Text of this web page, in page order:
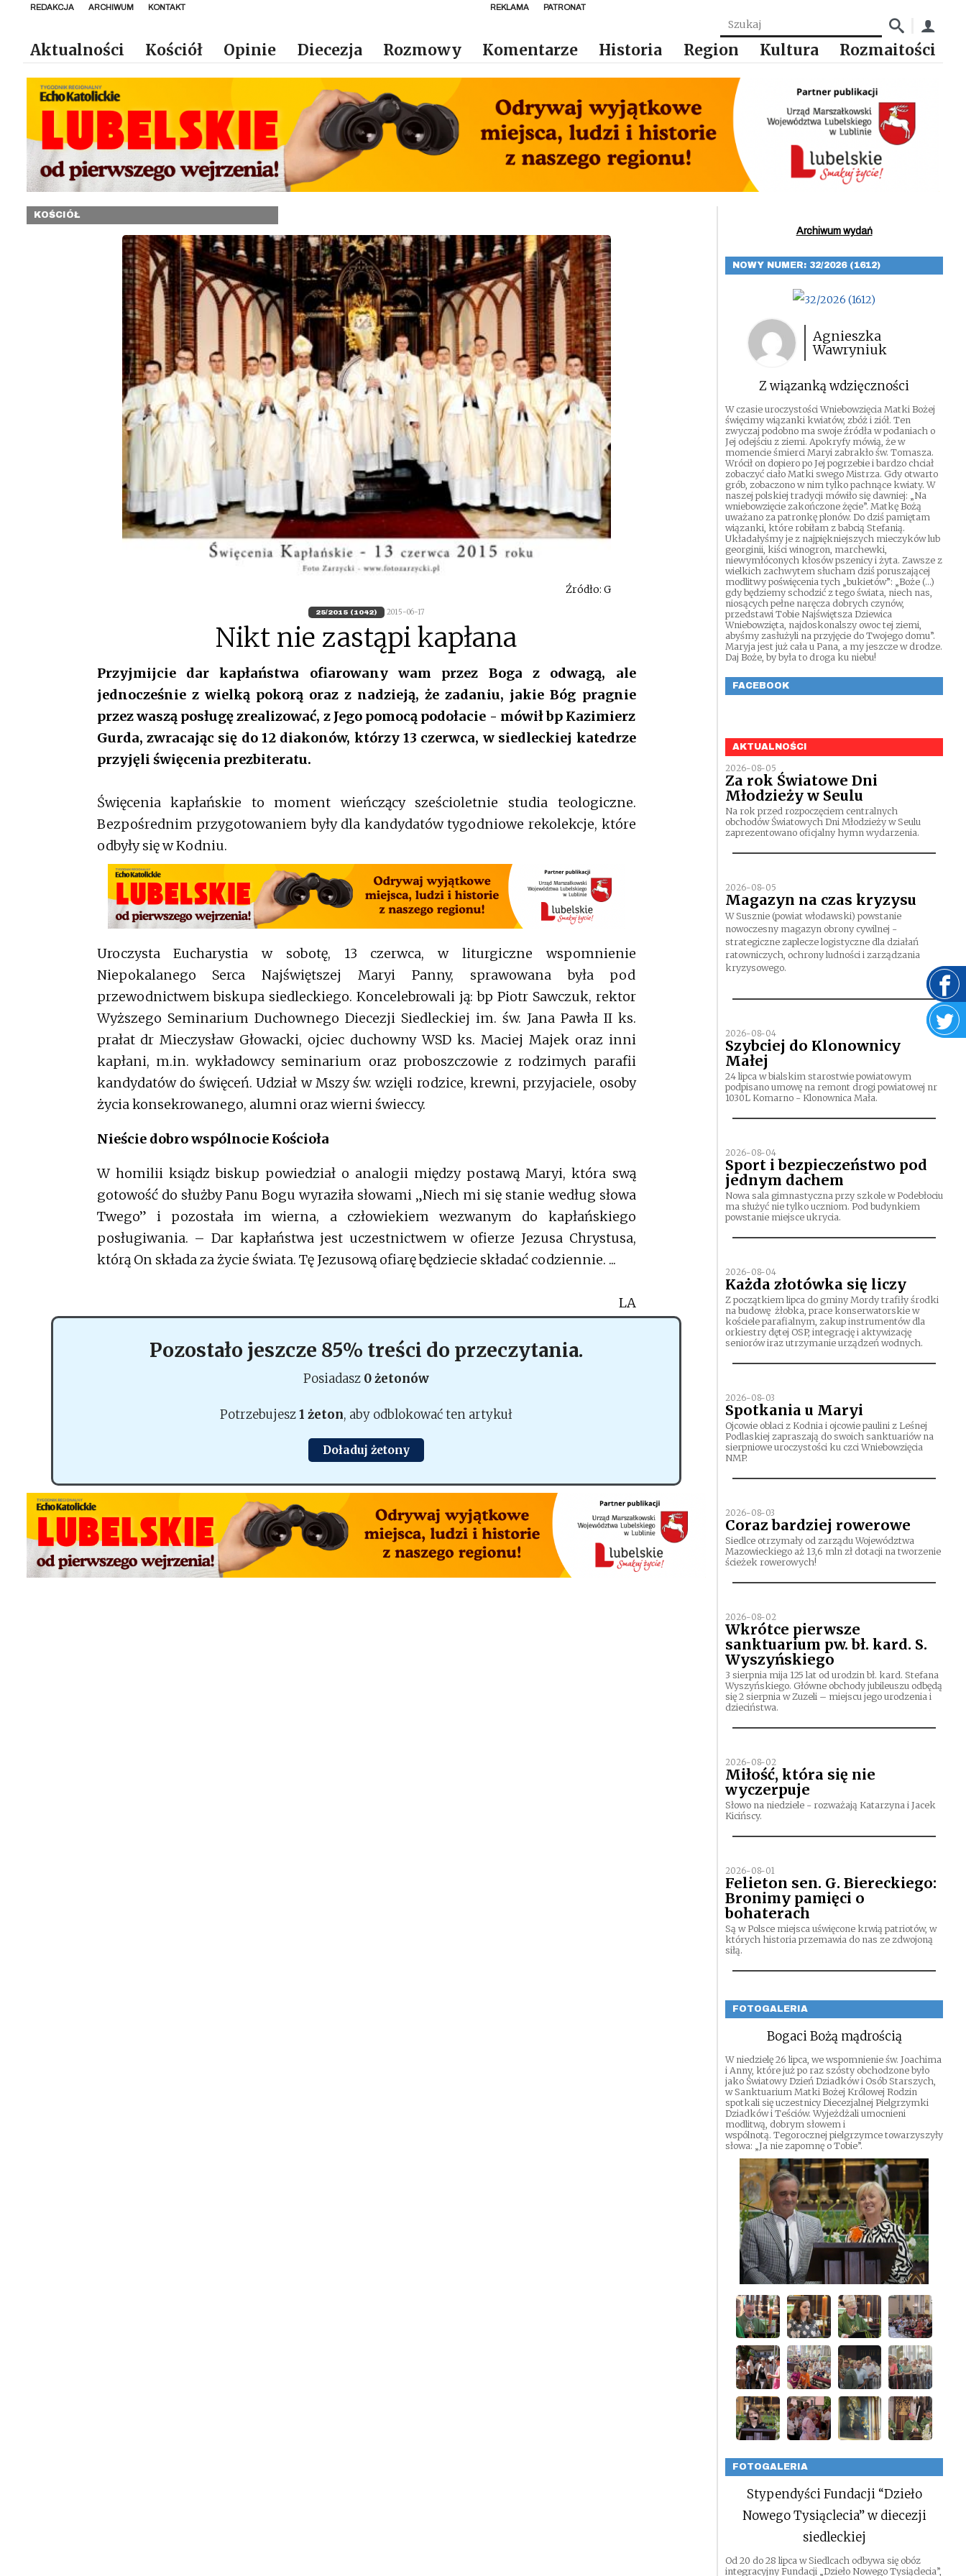
REDAKCJA ARCHIWUM KONTAKT REKLAMA PATRONAT
Aktualności Kościół Opinie Diecezja Rozmowy Komentarze Historia Region Kultura Rozmaitości
KOŚCIÓŁ
Źródło: G
25/2015 (1042) 2015-06-17
Nikt nie zastąpi kapłana
Przyjmijcie dar kapłaństwa ofiarowany wam przez Boga z odwagą, ale
jednocześnie z wielką pokorą oraz z nadzieją, że zadaniu, jakie Bóg pragnie
przez waszą posługę zrealizować, z Jego pomocą podołacie - mówił bp Kazimierz
Gurda, zwracając się do 12 diakonów, którzy 13 czerwca, w siedleckiej katedrze
przyjęli święcenia prezbiteratu.
Święcenia kapłańskie to moment wieńczący sześcioletnie studia teologiczne.
Bezpośrednim przygotowaniem były dla kandydatów tygodniowe rekolekcje, które
odbyły się w Kodniu.
Uroczysta Eucharystia w sobotę, 13 czerwca, w liturgiczne wspomnienie
Niepokalanego Serca Najświętszej Maryi Panny, sprawowana była pod
przewodnictwem biskupa siedleckiego. Koncelebrowali ją: bp Piotr Sawczuk, rektor
Wyższego Seminarium Duchownego Diecezji Siedleckiej im. św. Jana Pawła II ks.
prałat dr Mieczysław Głowacki, ojciec duchowny WSD ks. Maciej Majek oraz inni
kapłani, m.in. wykładowcy seminarium oraz proboszczowie z rodzimych parafii
kandydatów do święceń. Udział w Mszy św. wzięli rodzice, krewni, przyjaciele, osoby
życia konsekrowanego, alumni oraz wierni świeccy.
Nieście dobro wspólnocie Kościoła
W homilii ksiądz biskup powiedział o analogii między postawą Maryi, która swą
gotowość do służby Panu Bogu wyraziła słowami „Niech mi się stanie według słowa
Twego” i pozostała im wierna, a człowiekiem wezwanym do kapłańskiego
posługiwania. – Dar kapłaństwa jest uczestnictwem w ofierze Jezusa Chrystusa,
którą On składa za życie świata. Tę Jezusową ofiarę będziecie składać codziennie. ...
LA
Pozostało jeszcze 85% treści do przeczytania.
Posiadasz 0 żetonów
Potrzebujesz1 żeton, aby odblokować ten artykuł
Doładuj żetony
Archiwum wydań
NOWY NUMER: 32/2026 (1612)
Agnieszka
Wawryniuk
Z wiązanką wdzięczności
W czasie uroczystości Wniebowzięcia Matki Bożej
święcimy wiązanki kwiatów, zbóż i ziół. Ten
zwyczaj podobno ma swoje źródła w podaniach o
Jej odejściu z ziemi. Apokryfy mówią, że w
momencie śmierci Maryi zabrakło św. Tomasza.
Wrócił on dopiero po Jej pogrzebie i bardzo chciał
zobaczyć ciało Matki swego Mistrza. Gdy otwarto
grób, zobaczono w nim tylko pachnące kwiaty. W
naszej polskiej tradycji mówiło się dawniej: „Na
wniebowzięcie zakończone żęcie”. Matkę Bożą
uważano za patronkę plonów. Do dziś pamiętam
wiązanki, które robiłam z babcią Stefanią.
Układałyśmy je z najpiękniejszych mieczyków lub
georginii, kiści winogron, marchewki,
niewymłóconych kłosów pszenicy i żyta. Zawsze z
wielkich zachwytem słucham dziś poruszającej
modlitwy poświęcenia tych „bukietów”: „Boże (…)
gdy będziemy schodzić z tego świata, niech nas,
niosących pełne naręcza dobrych czynów,
przedstawi Tobie Najświętsza Dziewica
Wniebowzięta, najdoskonalszy owoc tej ziemi,
abyśmy zasłużyli na przyjęcie do Twojego domu”.
Maryja jest już cała u Pana, a my jeszcze w drodze.
Daj Boże, by była to droga ku niebu!
FACEBOOK
AKTUALNOŚCI
2026-08-05
Za rok Światowe Dni
Młodzieży w Seulu
Na rok przed rozpoczęciem centralnych
obchodów Światowych Dni Młodzieży w Seulu
zaprezentowano oficjalny hymn wydarzenia.
2026-08-05
Magazyn na czas kryzysu
W Susznie (powiat włodawski) powstanie
nowoczesny magazyn obrony cywilnej -
strategiczne zaplecze logistyczne dla działań
ratowniczych, ochrony ludności i zarządzania
kryzysowego.
2026-08-04
Szybciej do Klonownicy
Małej
24 lipca w bialskim starostwie powiatowym
podpisano umowę na remont drogi powiatowej nr
1030L Komarno - Klonownica Mała.
2026-08-04
Sport i bezpieczeństwo pod
jednym dachem
Nowa sala gimnastyczna przy szkole w Podebłociu
ma służyć nie tylko uczniom. Pod budynkiem
powstanie miejsce ukrycia.
2026-08-04
Każda złotówka się liczy
Z początkiem lipca do gminy Mordy trafiły środki
na budowę żłobka, prace konserwatorskie w
kościele parafialnym, zakup instrumentów dla
orkiestry dętej OSP, integrację i aktywizację
seniorów iraz utrzymanie urządzeń wodnych.
2026-08-03
Spotkania u Maryi
Ojcowie oblaci z Kodnia i ojcowie paulini z Leśnej
Podlaskiej zapraszają do swoich sanktuariów na
sierpniowe uroczystości ku czci Wniebowzięcia
NMP.
2026-08-03
Coraz bardziej rowerowe
Siedlce otrzymały od zarządu Województwa
Mazowieckiego aż 13,6 mln zł dotacji na tworzenie
ścieżek rowerowych!
2026-08-02
Wkrótce pierwsze
sanktuarium pw. bł. kard. S.
Wyszyńskiego
3 sierpnia mija 125 lat od urodzin bł. kard. Stefana
Wyszyńskiego. Główne obchody jubileuszu odbędą
się 2 sierpnia w Zuzeli – miejscu jego urodzenia i
dzieciństwa.
2026-08-02
Miłość, która się nie
wyczerpuje
Słowo na niedziele - rozważają Katarzyna i Jacek
Kicińscy.
2026-08-01
Felieton sen. G. Biereckiego:
Bronimy pamięci o
bohaterach
Są w Polsce miejsca uświęcone krwią patriotów, w
których historia przemawia do nas ze zdwojoną
siłą.
FOTOGALERIA
Bogaci Bożą mądrością
W niedzielę 26 lipca, we wspomnienie św. Joachima
i Anny, które już po raz szósty obchodzone było
jako Światowy Dzień Dziadków i Osób Starszych,
w Sanktuarium Matki Bożej Królowej Rodzin
spotkali się uczestnicy Diecezjalnej Pielgrzymki
Dziadków i Teściów. Wyjeżdżali umocnieni
modlitwą, dobrym słowem i
wspólnotą. Tegorocznej pielgrzymce towarzyszyły
słowa: „Ja nie zapomnę o Tobie”.
FOTOGALERIA
Stypendyści Fundacji “Dzieło
Nowego Tysiąclecia” w diecezji
siedleckiej
Od 20 do 28 lipca w Siedlcach odbywa się obóz
integracyjny Fundacji „Dzieło Nowego Tysiąclecia”,